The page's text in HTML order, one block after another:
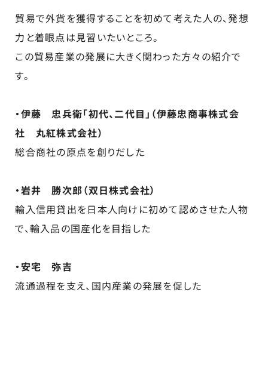
貿易で外貨を獲得することを初めて考えた人の、発想
力と着眼点は見習いたいところ。
この貿易産業の発展に大きく関わった方々の紹介で
す。
・伊藤 忠兵衛「初代、二代目」（伊藤忠商事株式会
社 丸紅株式会社）
総合商社の原点を創りだした
・岩井 勝次郎（双日株式会社）
輸入信用貸出を日本人向けに初めて認めさせた人物
で、輸入品の国産化を目指した
・安宅 弥吉
流通過程を支え、国内産業の発展を促した